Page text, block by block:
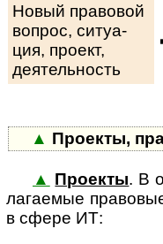
Новый правовой
вопрос, си­ту­а­
ция, про­ект,
деятельность
▲ Проекты,
▲ Проекты. В
ла­га­е­мые
в сфере ИТ: